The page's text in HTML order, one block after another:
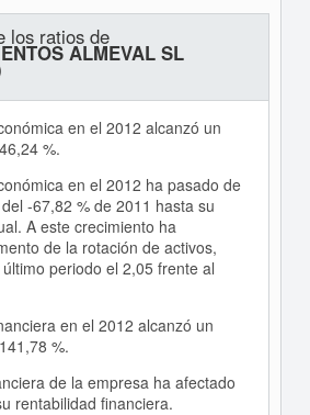
los ratios de
ALMEVAL SL
en el 2012 alcanzó un
%.
en el 2012 ha pasado de
-67,82 % de 2011 hasta su
A este crecimiento ha
de la rotación de activos,
periodo el 2,05 frente al
en el 2012 alcanzó un
%.
de la empresa ha afectado
rentabilidad financiera.